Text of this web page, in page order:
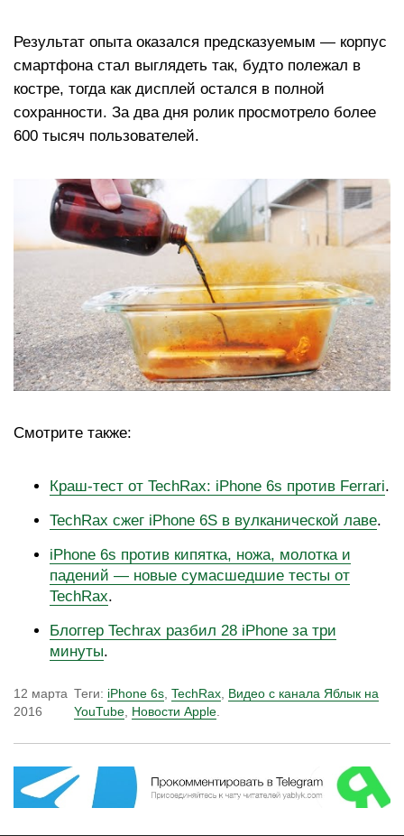
Результат опыта оказался предсказуемым — корпус
смартфона стал выглядеть так, будто полежал в
костре, тогда как дисплей остался в полной
сохранности. За два дня ролик просмотрело более
600 тысяч пользователей.
Смотрите также:
Краш-тест от TechRax: iPhone 6s против Ferrari.
TechRax сжег iPhone 6S в вулканической лаве.
iPhone 6s против кипятка, ножа, молотка и
падений — новые сумасшедшие тесты от
TechRax.
Блоггер Techrax разбил 28 iPhone за три
минуты.
12 марта
2016
Теги: iPhone 6s, TechRax, Видео с канала Яблык на
YouTube, Новости Apple.